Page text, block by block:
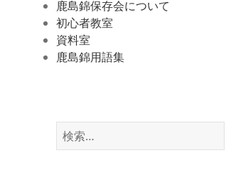
鹿島錦保存会について
初心者教室
資料室
鹿島錦用語集
検
索: